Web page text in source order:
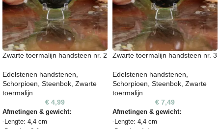
Zwarte toermalijn handsteen nr. 2
Edelstenen handstenen
Schorpioen Steenbok Zwarte
toermalijn
€ 4,99
Afmetingen & gewicht:
-Lengte: 4,4 cm
Zwarte toermalijn handsteen nr. 3
Edelstenen handstenen
Schorpioen Steenbok Zwarte
toermalijn
€ 7,49
Afmetingen & gewicht:
-Lengte: 4,4 cm